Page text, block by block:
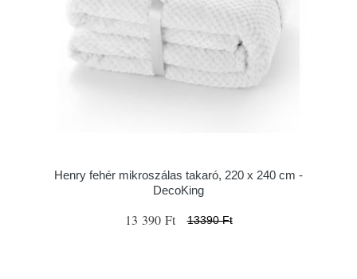
Henry fehér mikroszálas takaró, 220 x 240 cm -
DecoKing
13 390 Ft 13390 Ft